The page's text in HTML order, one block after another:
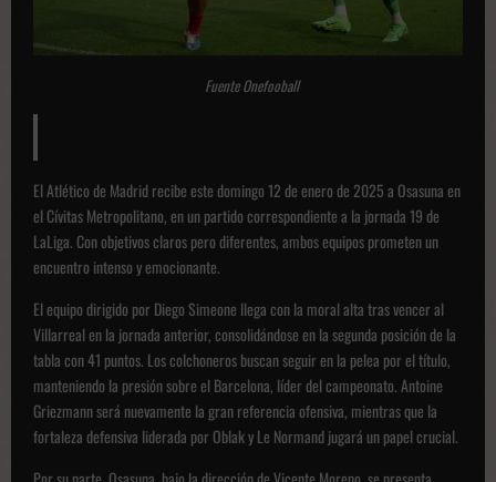
Fuente Onefooball
El Atlético de Madrid recibe este domingo 12 de enero de 2025 a Osasuna en
el Cívitas Metropolitano, en un partido correspondiente a la jornada 19 de
LaLiga. Con objetivos claros pero diferentes, ambos equipos prometen un
encuentro intenso y emocionante.
El equipo dirigido por Diego Simeone llega con la moral alta tras vencer al
Villarreal en la jornada anterior, consolidándose en la segunda posición de la
tabla con 41 puntos. Los colchoneros buscan seguir en la pelea por el título,
manteniendo la presión sobre el Barcelona, líder del campeonato. Antoine
Griezmann será nuevamente la gran referencia ofensiva, mientras que la
fortaleza defensiva liderada por Oblak y Le Normand jugará un papel crucial.